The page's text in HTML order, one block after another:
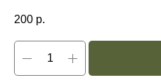
200 р.